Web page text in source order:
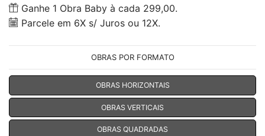
Ganhe 1 Obra Baby à cada 299,00.
Parcele em 6X s/ Juros ou 12X.
OBRAS POR FORMATO
OBRAS HORIZONTAIS
OBRAS VERTICAIS
OBRAS QUADRADAS